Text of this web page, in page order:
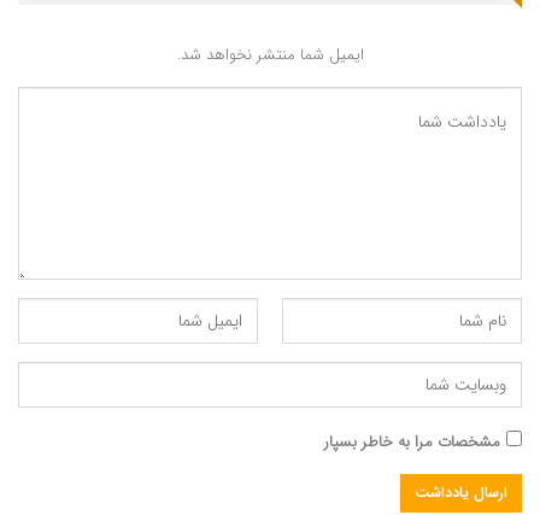
نمط پنجم
ایمیل شما منتشر نخواهد شد.
مشخصات مرا به خاطر بسپار